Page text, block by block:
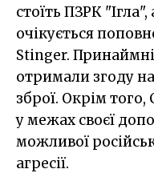
стоїть ПЗРК
очікується
Stinger.
отримали згоду
зброї. Окрім
у межах своєї
можливої
агресії.